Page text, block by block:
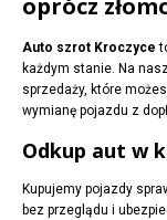
oprócz
Auto szrot Kroczyce
każdym stanie. Na
sprzedaży, które
wymianę pojazdu z
Odkup aut w
Kupujemy pojazdy
bez przeglądu i